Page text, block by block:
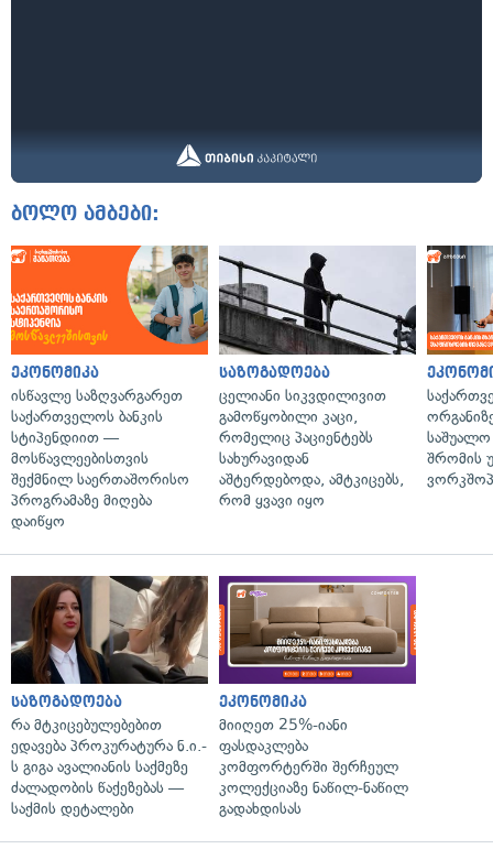
ბოლო ამბები:
ეკონომიკა
ისწავლე საზღვარგარეთ
საქართველოს ბანკის
სტიპენდიით —
მოსწავლეებისთვის
შექმნილ საერთაშორისო
პროგრამაზე მიღება
დაიწყო
საზოგადოება
ცელიანი სიკვდილივით
გამოწყობილი კაცი,
რომელიც პაციენტებს
სახურავიდან
აშტერდებოდა, ამტკიცებს,
რომ ყვავი იყო
საშუალო
შრომის
საზოგადოება
რა მტკიცებულებებით
ედავება პროკურატურა ნ.ი.-
ს გიგა ავალიანის საქმეზე
ძალადობის წაქეზებას —
საქმის დეტალები
ეკონომიკა
მიიღეთ 25%-იანი
ფასდაკლება
კომფორტერში შერჩეულ
კოლექციაზე ნაწილ-ნაწილ
გადახდისას